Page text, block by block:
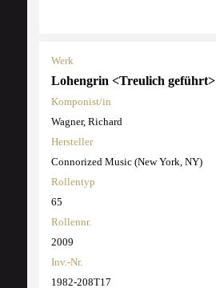
Werk
Lohengrin <Treulich geführt>
Komponist/in
Wagner, Richard
Hersteller
Connorized Music (New York, NY)
Rollentyp
65
Rollennr.
2009
Inv.-Nr.
1982-208T17